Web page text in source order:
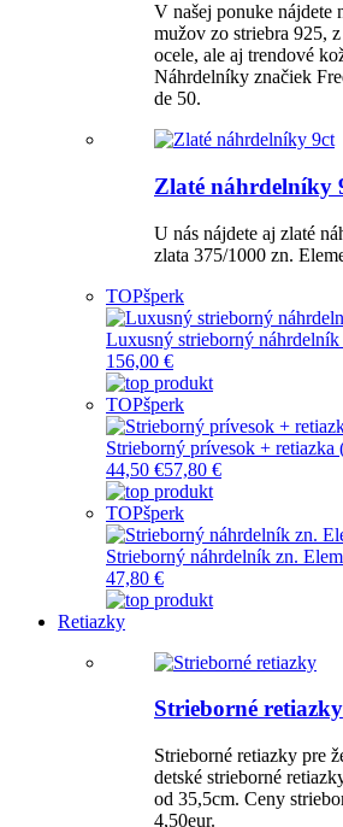
V našej ponuke nájdete
mužov zo striebra 925,
ocele, ale aj trendové
Náhrdelníky značiek
de 50.
Zlaté náhrdelníky
U nás nájdete aj zlaté
zlata 375/1000 zn.
TOPšperk
Luxusný strieborný
156,00 €
TOPšperk
Strieborný prívesok +
44,50 €57,80 €
TOPšperk
Strieborný náhrdelník zn.
47,80 €
Retiazky
Strieborné retiazky
Strieborné retiazky pre
detské strieborné
od 35,5cm. Ceny
4,50eur.